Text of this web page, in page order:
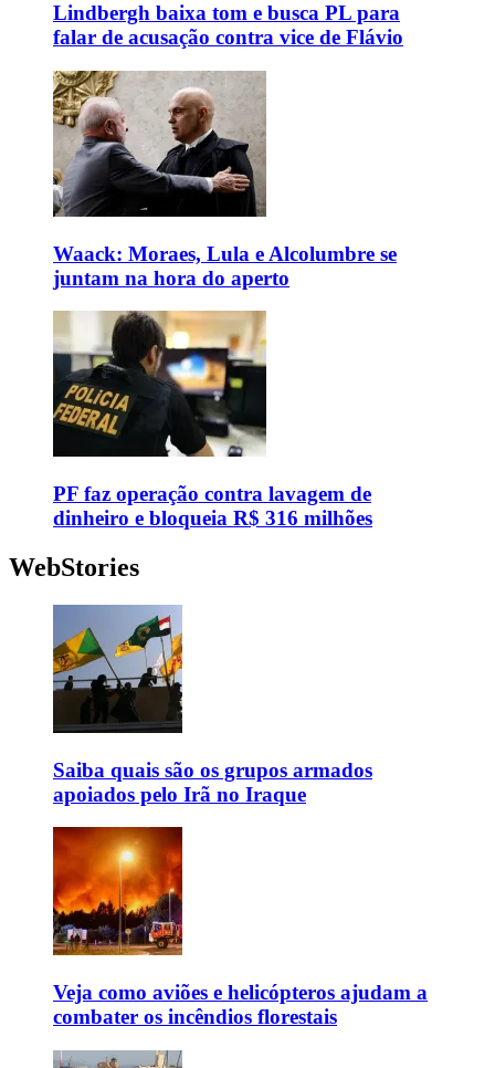
Lindbergh baixa tom e busca PL para
falar de acusação contra vice de Flávio
Waack: Moraes, Lula e Alcolumbre se
juntam na hora do aperto
PF faz operação contra lavagem de
dinheiro e bloqueia R$ 316 milhões
WebStories
Saiba quais são os grupos armados
apoiados pelo Irã no Iraque
Veja como aviões e helicópteros ajudam a
combater os incêndios florestais